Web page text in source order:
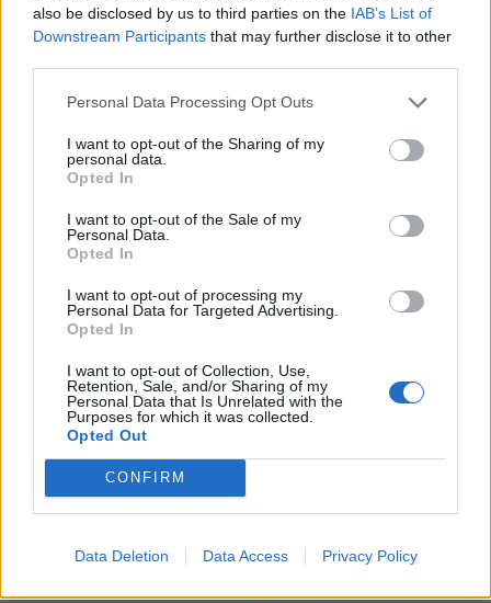
also be disclosed by us to third parties on the IAB’s List of
Downstream Participants that may further disclose it to other
Personal Data Processing Opt Outs
I want to opt-out of the Sharing of my
personal data.
Opted In
I want to opt-out of the Sale of my
Personal Data.
Opted In
I want to opt-out of processing my
Personal Data for Targeted Advertising.
Opted In
I want to opt-out of Collection, Use,
Retention, Sale, and/or Sharing of my
Personal Data that Is Unrelated with the
Purposes for which it was collected.
Opted Out
CONFIRM
Data Deletion Data Access Privacy Policy
Shtuarmë30.12.2023 10:12
Tags:
Kapet shqiptari , Megaoperacion
SHBA-Spanjë-Holandë